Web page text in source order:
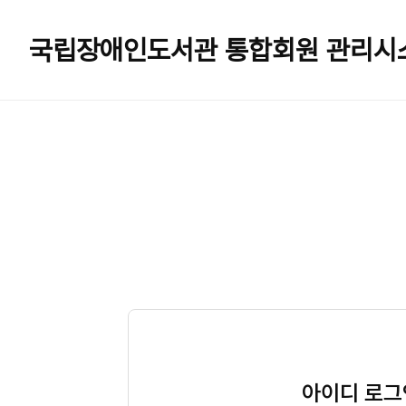
국립장애인도서관 통합회원 관리시
아이디 로그